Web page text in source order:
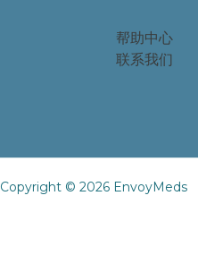
帮助中心
联系我们
Copyright © 2026 EnvoyMeds